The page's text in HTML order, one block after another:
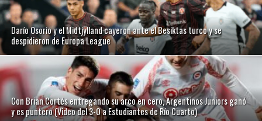
Darío Osorio y el Midtjylland cayeron ante el Besiktas turco y se
despidieron de Europa League
Con Brian Cortés entregando su arco en cero, Argentinos Juniors ganó
y es puntero (Video del 3-0 a Estudiantes de Río Cuarto)